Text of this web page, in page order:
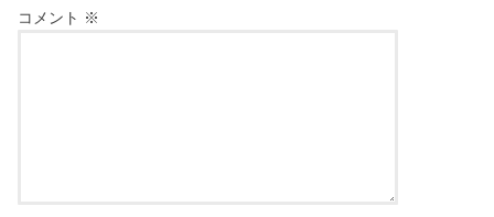
コメント ※